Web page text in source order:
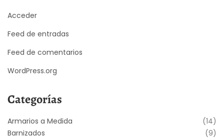
Acceder
Feed de entradas
Feed de comentarios
WordPress.org
Categorías
Armarios a Medida
(14)
Barnizados
(9)